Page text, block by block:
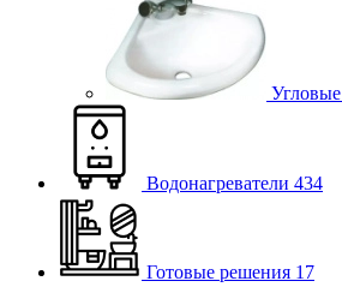
Угловые
Водонагреватели 434
Готовые решения 17